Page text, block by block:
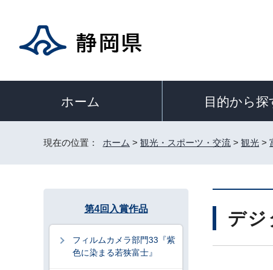
ホーム 目的から探
現在の位置： ホーム > 観光・スポーツ・交流 > 観光 >
デジ
第4回入賞作品
フィルムカメラ部門33『紫
色に染まる若狭富士』